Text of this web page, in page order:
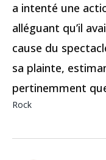
a intenté une
alléguant qu’il
cause du
sa plainte,
pertinemment
Rock